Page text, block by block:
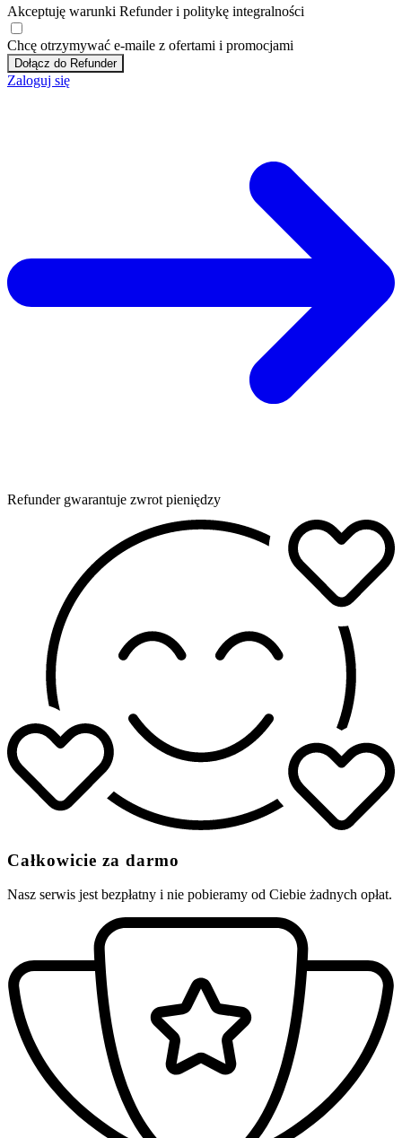
Akceptuję warunki Refunder i politykę integralności
Chcę otrzymywać e-maile z ofertami i promocjami
Dołącz do Refunder
Zaloguj się
Refunder gwarantuje zwrot pieniędzy
Całkowicie za darmo
Nasz serwis jest bezpłatny i nie pobieramy od Ciebie żadnych opłat.